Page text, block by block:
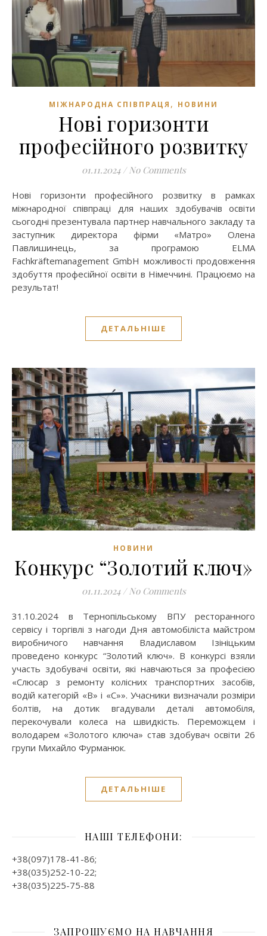
МІЖНАРОДНА СПІВПРАЦЯ , НОВИНИ
Нові горизонти
професійного розвитку
01.11.2024 / No Comments
Нові горизонти професійного розвитку в рамках
міжнародної співпраці для наших здобувачів освіти
сьогодні презентувала партнер навчального закладу та
заступник директора фірми «Матро» Олена
Павлишинець, за програмою ELMA
Fachkräftemanagement GmbH можливості продовження
здобуття професійної освіти в Німеччині. Працюємо на
результат!
ДЕТАЛЬНІШЕ
НОВИНИ
Конкурс “Золотий ключ»
01.11.2024 / No Comments
31.10.2024 в Тернопільському ВПУ ресторанного
сервісу і торгівлі з нагоди Дня автомобіліста майстром
виробничого навчання Владиславом Ізініцьким
проведено конкурс “Золотий ключ». В конкурсі взяли
участь здобувачі освіти, які навчаються за професією
«Слюсар з ремонту колісних транспортних засобів,
водій категорій «В» і «С»». Учасники визначали розміри
болтів, на дотик вгадували деталі автомобіля,
перекочували колеса на швидкість. Переможцем і
володарем «Золотого ключа» став здобувач освіти 26
групи Михайло Фурманюк.
ДЕТАЛЬНІШЕ
НАШІ ТЕЛЕФОНИ:
+38(097)178-41-86;
+38(035)252-10-22;
+38(035)225-75-88
ЗАПРОШУЄМО НА НАВЧАННЯ